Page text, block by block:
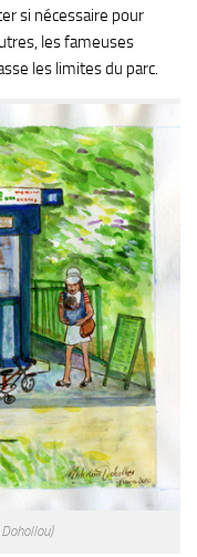
si nécessaire pour
les fameuses
les limites du parc.